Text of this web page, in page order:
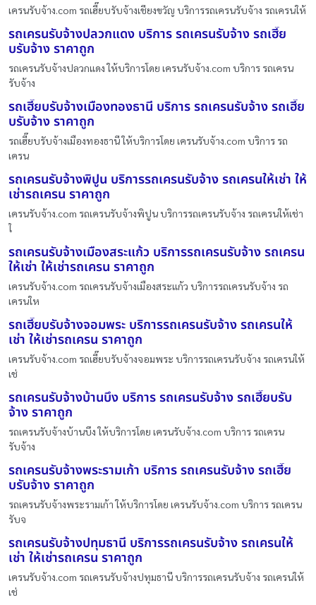
เครนรับจ้าง.com รถเฮี๊ยบรับจ้างเชียงขวัญ บริการรถเครนรับจ้าง รถเครนให้
รถเครนรับจ้างปลวกแดง บริการ รถเครนรับจ้าง รถเฮี๊ย
บรับจ้าง ราคาถูก
รถเครนรับจ้างปลวกแดง ให้บริการโดย เครนรับจ้าง.com บริการ รถเครน
รับจ้าง
รถเฮี๊ยบรับจ้างเมืองทองธานี บริการ รถเครนรับจ้าง รถเฮี๊ย
บรับจ้าง ราคาถูก
รถเฮี๊ยบรับจ้างเมืองทองธานี ให้บริการโดย เครนรับจ้าง.com บริการ รถ
เครน
รถเครนรับจ้างพิปูน บริการรถเครนรับจ้าง รถเครนให้เช่า ให้
เช่ารถเครน ราคาถูก
เครนรับจ้าง.com รถเครนรับจ้างพิปูน บริการรถเครนรับจ้าง รถเครนให้เช่า
ใ
รถเครนรับจ้างเมืองสระแก้ว บริการรถเครนรับจ้าง รถเครน
ให้เช่า ให้เช่ารถเครน ราคาถูก
เครนรับจ้าง.com รถเครนรับจ้างเมืองสระแก้ว บริการรถเครนรับจ้าง รถ
เครนให
รถเฮี๊ยบรับจ้างจอมพระ บริการรถเครนรับจ้าง รถเครนให้
เช่า ให้เช่ารถเครน ราคาถูก
เครนรับจ้าง.com รถเฮี๊ยบรับจ้างจอมพระ บริการรถเครนรับจ้าง รถเครนให้
เช่
รถเครนรับจ้างบ้านบึง บริการ รถเครนรับจ้าง รถเฮี๊ยบรับ
จ้าง ราคาถูก
รถเครนรับจ้างบ้านบึง ให้บริการโดย เครนรับจ้าง.com บริการ รถเครน
รับจ้าง
รถเครนรับจ้างพระรามเก้า บริการ รถเครนรับจ้าง รถเฮี๊ย
บรับจ้าง ราคาถูก
รถเครนรับจ้างพระรามเก้า ให้บริการโดย เครนรับจ้าง.com บริการ รถเครน
รับจ
รถเครนรับจ้างปทุมธานี บริการรถเครนรับจ้าง รถเครนให้
เช่า ให้เช่ารถเครน ราคาถูก
เครนรับจ้าง.com รถเครนรับจ้างปทุมธานี บริการรถเครนรับจ้าง รถเครนให้
เช่